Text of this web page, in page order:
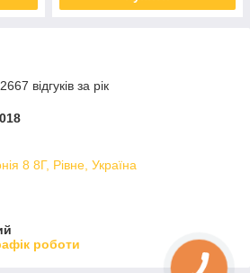
відгуків за рік
8 8Г, Рівне, Україна
роботи